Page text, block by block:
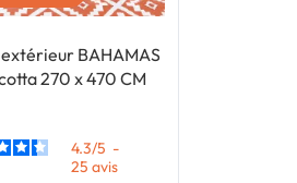
BAHAMAS
270 x 470 CM
4.3/5 -
25 avis